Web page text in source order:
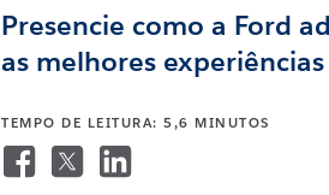
Presencie como a Ford
as melhores
TEMPO DE LEITURA: 5,6 MINUTOS